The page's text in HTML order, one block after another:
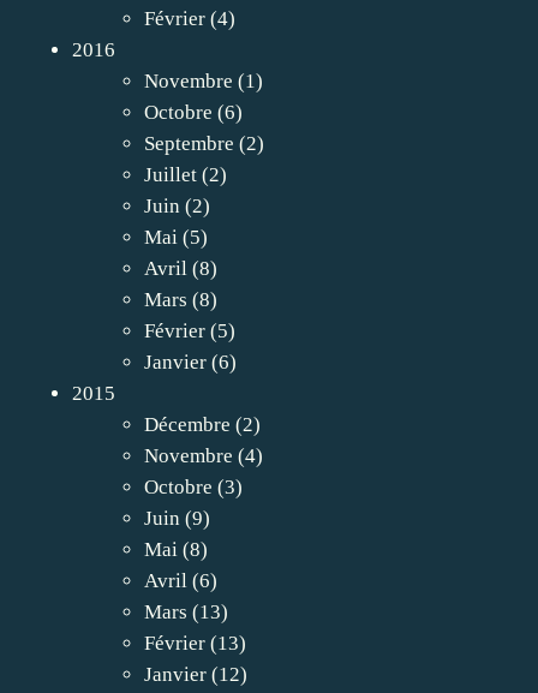
Février (4)
2016
Novembre (1)
Octobre (6)
Septembre (2)
Juillet (2)
Juin (2)
Mai (5)
Avril (8)
Mars (8)
Février (5)
Janvier (6)
2015
Décembre (2)
Novembre (4)
Octobre (3)
Juin (9)
Mai (8)
Avril (6)
Mars (13)
Février (13)
Janvier (12)